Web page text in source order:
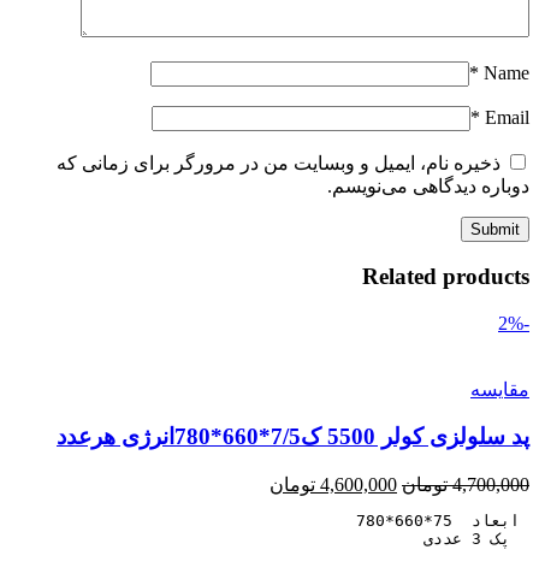
Name
*
Email
*
ذخیره نام، ایمیل و وبسایت من در مرورگر برای زمانی که
دوباره دیدگاهی می‌نویسم.
Related products
-2%
مقايسه
پد سلولزی کولر 5500 ک7/5*660*780انرژی هرعدد
4,700,000 تومان 4,600,000 تومان
  پک 3 عددی